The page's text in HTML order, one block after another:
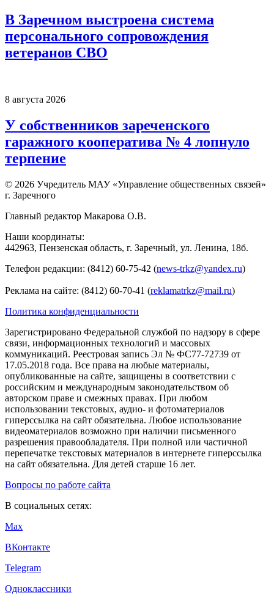
В Заречном выстроена система
персонального сопровождения
ветеранов СВО
8 августа 2026
У собственников зареченского
гаражного кооператива № 4 лопнуло
терпение
© 2026 Учредитель МАУ «Управление общественных связей»
г. Заречного
Главный редактор Макарова О.В.
Наши координаты:
442963, Пензенская область, г. Заречный, ул. Ленина, 18б.
Телефон редакции: (8412) 60-75-42 (news-trkz@yandex.ru)
Реклама на сайте: (8412) 60-70-41 (reklamatrkz@mail.ru)
Политика конфиденциальности
Зарегистрировано Федеральной службой по надзору в сфере
связи, информационных технологий и массовых
коммуникаций. Реестровая запись Эл № ФС77-72739 от
17.05.2018 года. Все права на любые материалы,
опубликованные на сайте, защищены в соответствии с
российским и международным законодательством об
авторском праве и смежных правах. При любом
использовании текстовых, аудио- и фотоматериалов
гиперссылка на сайт обязательна. Любое использование
видеоматериалов возможно при наличии письменного
разрешения правообладателя. При полной или частичной
перепечатке текстовых материалов в интернете гиперссылка
на сайт обязательна. Для детей старше 16 лет.
Вопросы по работе сайта
В социальных сетях:
Max
ВКонтакте
Telegram
Одноклассники